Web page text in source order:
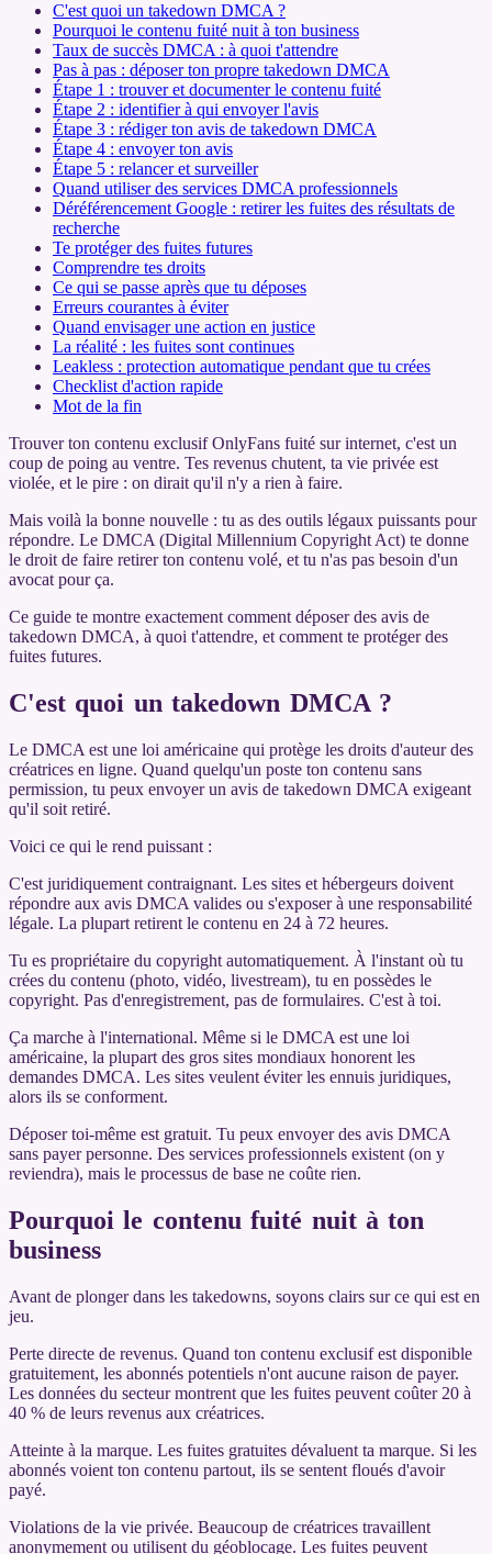
C'est quoi un takedown DMCA ?
Pourquoi le contenu fuité nuit à ton business
Taux de succès DMCA : à quoi t'attendre
Pas à pas : déposer ton propre takedown DMCA
Étape 1 : trouver et documenter le contenu fuité
Étape 2 : identifier à qui envoyer l'avis
Étape 3 : rédiger ton avis de takedown DMCA
Étape 4 : envoyer ton avis
Étape 5 : relancer et surveiller
Quand utiliser des services DMCA professionnels
Déréférencement Google : retirer les fuites des résultats de
recherche
Te protéger des fuites futures
Comprendre tes droits
Ce qui se passe après que tu déposes
Erreurs courantes à éviter
Quand envisager une action en justice
La réalité : les fuites sont continues
Leakless : protection automatique pendant que tu crées
Checklist d'action rapide
Mot de la fin
Trouver ton contenu exclusif OnlyFans fuité sur internet, c'est un
coup de poing au ventre. Tes revenus chutent, ta vie privée est
violée, et le pire : on dirait qu'il n'y a rien à faire.
Mais voilà la bonne nouvelle : tu as des outils légaux puissants pour
répondre. Le DMCA (Digital Millennium Copyright Act) te donne
le droit de faire retirer ton contenu volé, et tu n'as pas besoin d'un
avocat pour ça.
Ce guide te montre exactement comment déposer des avis de
takedown DMCA, à quoi t'attendre, et comment te protéger des
fuites futures.
C'est quoi un takedown DMCA ?
Le DMCA est une loi américaine qui protège les droits d'auteur des
créatrices en ligne. Quand quelqu'un poste ton contenu sans
permission, tu peux envoyer un avis de takedown DMCA exigeant
qu'il soit retiré.
Voici ce qui le rend puissant :
C'est juridiquement contraignant. Les sites et hébergeurs doivent
répondre aux avis DMCA valides ou s'exposer à une responsabilité
légale. La plupart retirent le contenu en 24 à 72 heures.
Tu es propriétaire du copyright automatiquement. À l'instant où tu
crées du contenu (photo, vidéo, livestream), tu en possèdes le
copyright. Pas d'enregistrement, pas de formulaires. C'est à toi.
Ça marche à l'international. Même si le DMCA est une loi
américaine, la plupart des gros sites mondiaux honorent les
demandes DMCA. Les sites veulent éviter les ennuis juridiques,
alors ils se conforment.
Déposer toi-même est gratuit. Tu peux envoyer des avis DMCA
sans payer personne. Des services professionnels existent (on y
reviendra), mais le processus de base ne coûte rien.
Pourquoi le contenu fuité nuit à ton
business
Avant de plonger dans les takedowns, soyons clairs sur ce qui est en
jeu.
Perte directe de revenus. Quand ton contenu exclusif est disponible
gratuitement, les abonnés potentiels n'ont aucune raison de payer.
Les données du secteur montrent que les fuites peuvent coûter 20 à
40 % de leurs revenus aux créatrices.
Atteinte à la marque. Les fuites gratuites dévaluent ta marque. Si les
abonnés voient ton contenu partout, ils se sentent floués d'avoir
payé.
Violations de la vie privée. Beaucoup de créatrices travaillent
anonymement ou utilisent du géoblocage. Les fuites peuvent